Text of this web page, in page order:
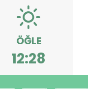
ÖĞLE
12:28